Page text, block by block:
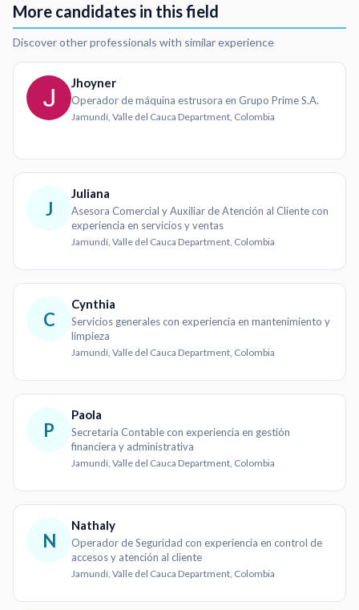
More candidates in this field
Discover other professionals with similar experience
Jhoyner
Operador de máquina estrusora en Grupo Prime S.A.
Jamundí, Valle del Cauca Department, Colombia
J
Juliana
Asesora Comercial y Auxiliar de Atención al Cliente con
experiencia en servicios y ventas
Jamundí, Valle del Cauca Department, Colombia
C
Cynthia
Servicios generales con experiencia en mantenimiento y
limpieza
Jamundí, Valle del Cauca Department, Colombia
P
Paola
Secretaria Contable con experiencia en gestión
financiera y administrativa
Jamundí, Valle del Cauca Department, Colombia
N
Nathaly
Operador de Seguridad con experiencia en control de
accesos y atención al cliente
Jamundí, Valle del Cauca Department, Colombia